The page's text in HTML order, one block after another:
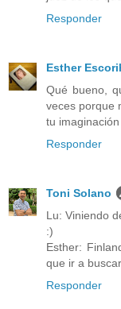
Responder
Esther
Qué bueno,
veces porque
tu
Responder
Toni Solano
Lu: Viniendo
:)
Esther:
que ir a
Responder